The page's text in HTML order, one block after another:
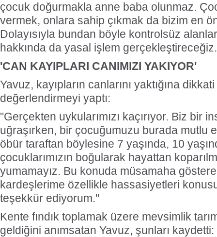
çocuk doğurmakla anne baba olunmaz.
vermek, onlara sahip çıkmak da bizim en
Dolayısıyla bundan böyle kontrolsüz
hakkında da yasal işlem
'CAN KAYIPLARI CANIMIZI YAKIYOR'
Yavuz, kayıpların canlarını yaktığına
değerlendirmeyi yaptı:
"Gerçekten uykularımızı kaçırıyor. Biz bir
uğraşırken, bir çocuğumuzu burada mutlu
öbür taraftan böylesine 7 yaşında, 10
çocuklarımızın boğularak hayattan
yumamayız. Bu konuda müsamaha
kardeşlerime özellikle hassasiyetleri
teşekkür ediyorum."
Kente fındık toplamak üzere mevsimlik
geldiğini anımsatan Yavuz, şunları kaydetti: